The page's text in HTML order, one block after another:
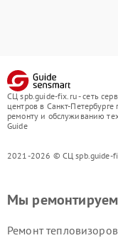
СЦ spb.guide-fix.ru - сеть
центров в Санкт-Петербурге
ремонту и обслуживанию
Guide
2021-2026 © СЦ spb.guide-
Мы ремонтируем
Ремонт